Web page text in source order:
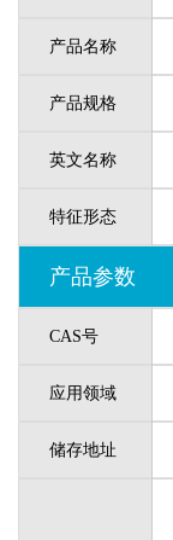
产品名称
产品规格
英文名称
特征形态
产品参数
CAS号
应用领域
储存地址